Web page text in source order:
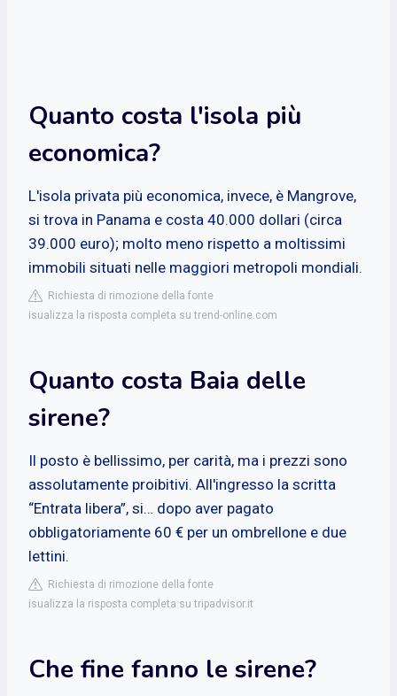
Quanto costa l'isola più
economica?
L'isola privata più economica, invece, è Mangrove,
si trova in Panama e costa 40.000 dollari (circa
39.000 euro); molto meno rispetto a moltissimi
immobili situati nelle maggiori metropoli mondiali.
Richiesta di rimozione della fonte
isualizza la risposta completa su trend-online.com
Quanto costa Baia delle
sirene?
Il posto è bellissimo, per carità, ma i prezzi sono
assolutamente proibitivi. All'ingresso la scritta
“Entrata libera”, si… dopo aver pagato
obbligatoriamente 60 € per un ombrellone e due
lettini.
Richiesta di rimozione della fonte
isualizza la risposta completa su tripadvisor.it
Che fine fanno le sirene?